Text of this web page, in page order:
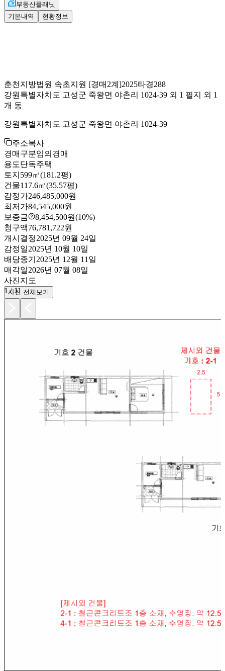
부동산플래닛
기본내역
현황정보
춘천지방법원 속초지원 [경매2계]2025타경288
강원특별자치도 고성군 죽왕면 야촌리 1024-39 외 1 필지 외 1
개 동
강원특별자치도 고성군 죽왕면 야촌리 1024-39
주소복사
경매구분임의경매
용도단독주택
토지 599㎡(181.2평)
건물117.6㎡(35.57평)
감정가246,485,000원
최저가84,545,000원
보증금
8,454,500원(10%)
청구액76,781,722원
개시결정2025년 09월 24일
감정일2025년 10월 10일
배당종기 2025년 12월 11일
매각일2026년 07월 08일
사진지도
1 /11
사진 전체보기